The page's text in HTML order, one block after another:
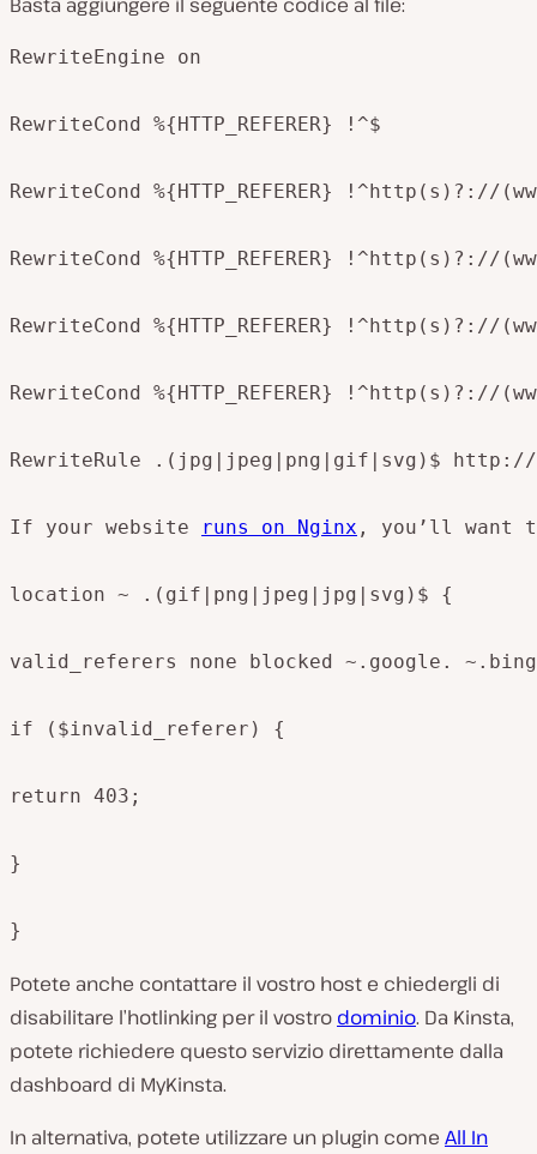
RewriteEngine on
RewriteCond %{HTTP_REFERER} !^$
RewriteCond %{HTTP_REFERER} !^http(s)?://
RewriteCond %{HTTP_REFERER} !^http(s)?://
RewriteCond %{HTTP_REFERER} !^http(s)?://
RewriteCond %{HTTP_REFERER} !^http(s)?://
RewriteRule .(jpg|jpeg|png|gif|svg)$ http://
If your website runs on Nginx , you’ll want
location ~ .(gif|png|jpeg|jpg|svg)$ {
valid_referers none blocked ~.google.
if ($invalid_referer) {
return 403;
}
}
Potete anche contattare il vostro host e chiedergli di
disabilitare l’hotlinking per il vostro dominio. Da Kinsta,
potete richiedere questo servizio direttamente dalla
dashboard di MyKinsta.
In alternativa, potete utilizzare un plugin come All In